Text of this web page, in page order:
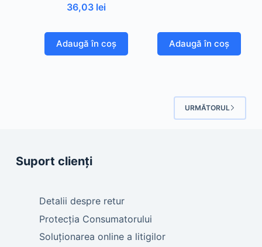
36,03 lei
Adaugă în coș Adaugă în coș
URMĂTORUL
Suport clienți
Detalii despre retur
Protecția Consumatorului
Soluționarea online a litigilor